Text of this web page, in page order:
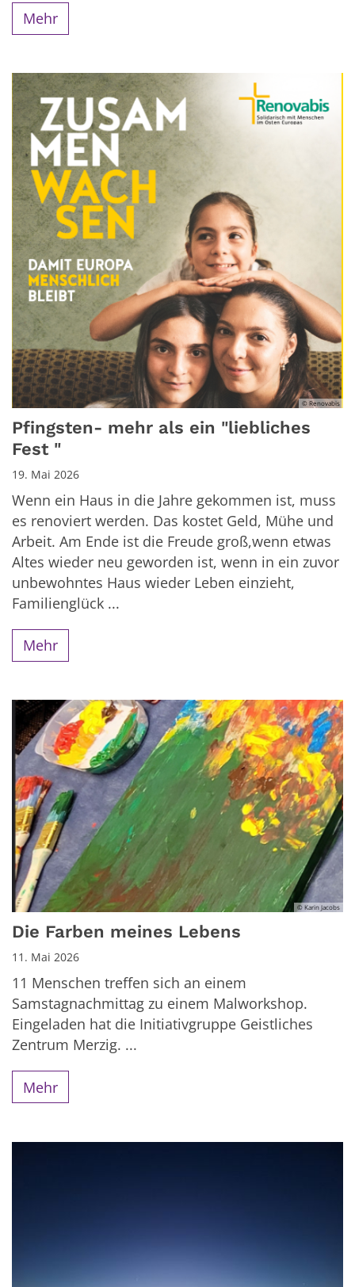
Mehr
© Renovabis
Pfingsten- mehr als ein "liebliches
Fest "
19. Mai 2026
Wenn ein Haus in die Jahre gekommen ist, muss
es renoviert werden. Das kostet Geld, Mühe und
Arbeit. Am Ende ist die Freude groß,wenn etwas
Altes wieder neu geworden ist, wenn in ein zuvor
unbewohntes Haus wieder Leben einzieht,
Familienglück ...
Mehr
© Karin Jacobs
Die Farben meines Lebens
11. Mai 2026
11 Menschen treffen sich an einem
Samstagnachmittag zu einem Malworkshop.
Eingeladen hat die Initiativgruppe Geistliches
Zentrum Merzig. ...
Mehr